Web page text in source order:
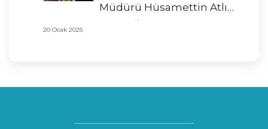
Müdürü Hüsamettin Atlı
Bey'e Ziyaret
20 Ocak 2025